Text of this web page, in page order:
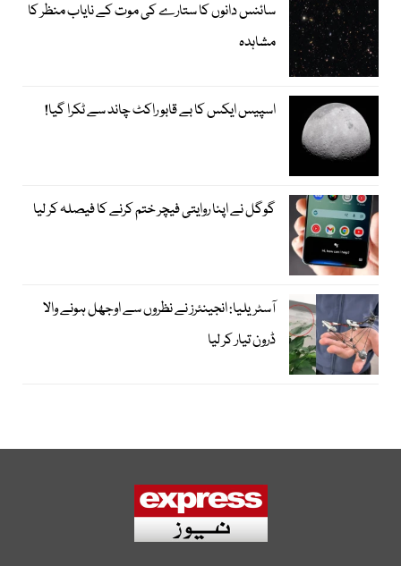
سائنس دانوں کا ستارے کی موت کے نایاب منظر کا
مشاہدہ
اسپیس ایکس کا بے قابو راکٹ چاند سے ٹکرا گیا!
گوگل نے اپنا روایتی فیچر ختم کرنے کا فیصلہ کر لیا
آسٹریلیا: انجینئرز نے نظروں سے اوجھل ہونے والا
ڈرون تیار کر لیا